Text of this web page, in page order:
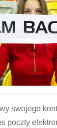
swojego
poczty